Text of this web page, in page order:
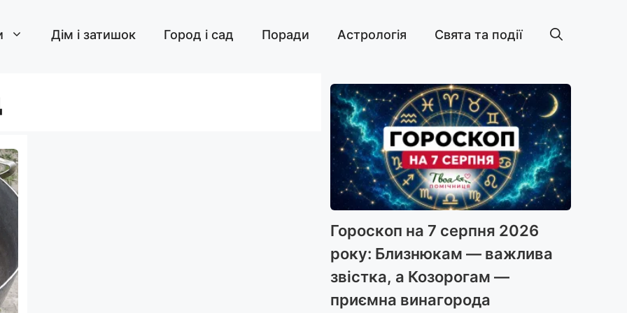
Дім і затишок Город і сад Поради Астрологія Свята та події
Гороскоп на 7 серпня 2026
року: Близнюкам — важлива
звістка, а Козорогам —
приємна винагорода